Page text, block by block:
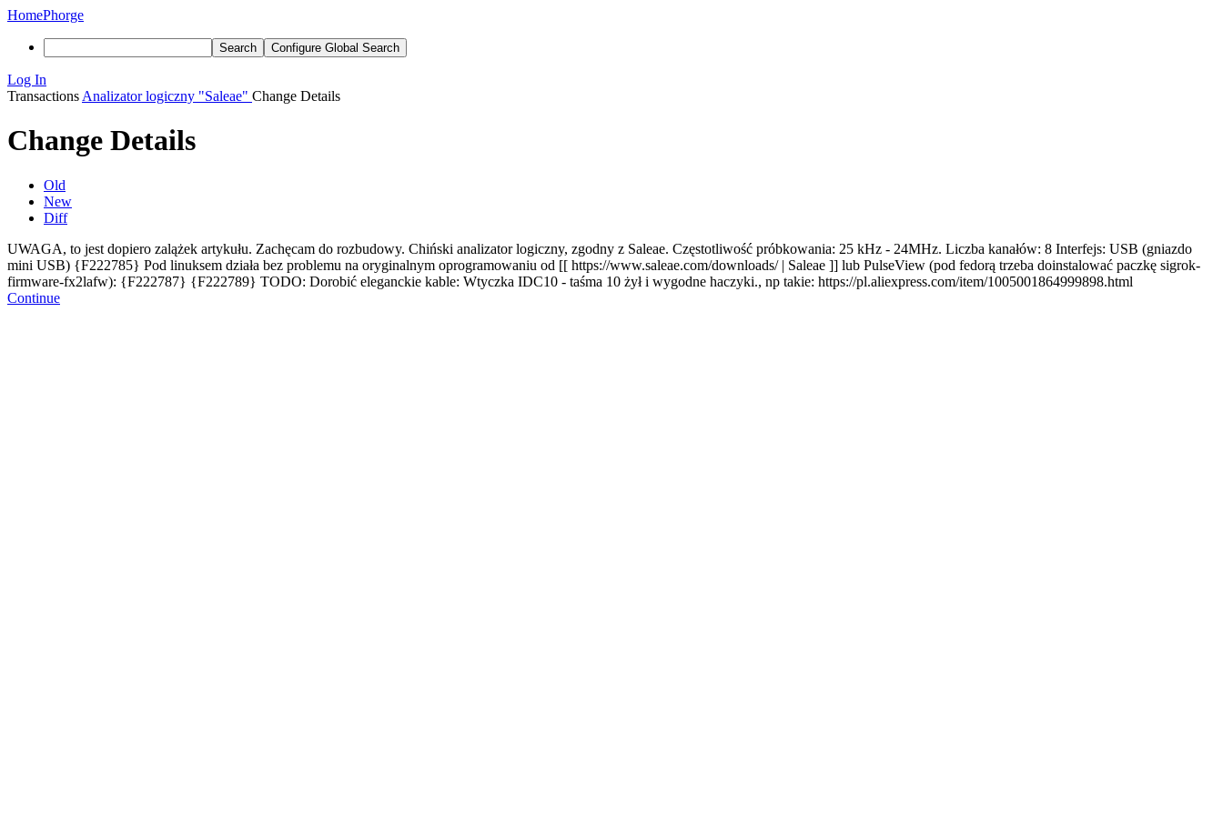
HomePhorge
Search Configure Global Search
Log In
Transactions Analizator logiczny "Saleae" Change Details
Change Details
Old
New
Diff
UWAGA, to jest dopiero zalążek artykułu. Zachęcam do rozbudowy. Chiński analizator logiczny, zgodny z Saleae. Częstotliwość próbkowania: 25 kHz - 24MHz. Liczba kanałów: 8 Interfejs: USB (gniazdo
mini USB) {F222785} Pod linuksem działa bez problemu na oryginalnym oprogramowaniu od [[ https://www.saleae.com/downloads/ | Saleae ]] lub PulseView (pod fedorą trzeba doinstalować paczkę sigrok-
firmware-fx2lafw): {F222787} {F222789} TODO: Dorobić eleganckie kable: Wtyczka IDC10 - taśma 10 żył i wygodne haczyki., np takie: https://pl.aliexpress.com/item/1005001864999898.html
Continue